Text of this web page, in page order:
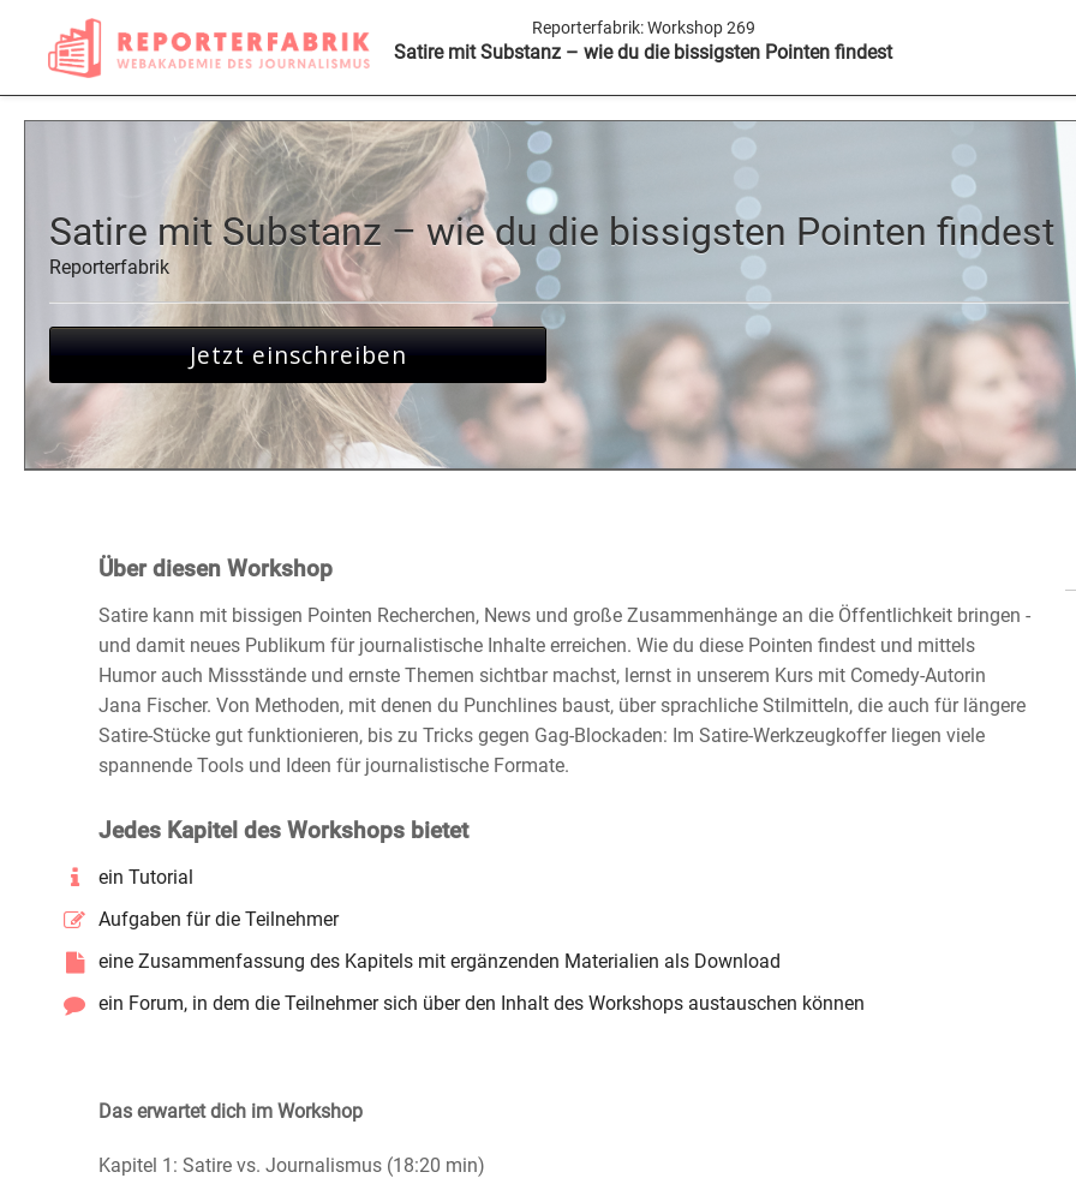
Reporterfabrik: Workshop 269
Satire mit Substanz – wie du die bissigsten Pointen findest
Satire mit Substanz – wie du die bissigsten Pointen findest
Reporterfabrik
Jetzt einschreiben
Über diesen Workshop
Satire kann mit bissigen Pointen Recherchen, News und große Zusammenhänge an die Öffentlichkeit bringen -
und damit neues Publikum für journalistische Inhalte erreichen. Wie du diese Pointen findest und mittels
Humor auch Missstände und ernste Themen sichtbar machst, lernst in unserem Kurs mit Comedy-Autorin
Jana Fischer. Von Methoden, mit denen du Punchlines baust, über sprachliche Stilmitteln, die auch für längere
Satire-Stücke gut funktionieren, bis zu Tricks gegen Gag-Blockaden: Im Satire-Werkzeugkoffer liegen viele
spannende Tools und Ideen für journalistische Formate.
Jedes Kapitel des Workshops bietet
ein Tutorial
Aufgaben für die Teilnehmer
eine Zusammenfassung des Kapitels mit ergänzenden Materialien als Download
ein Forum, in dem die Teilnehmer sich über den Inhalt des Workshops austauschen können
Das erwartet dich im Workshop
Kapitel 1: Satire vs. Journalismus (18:20 min)